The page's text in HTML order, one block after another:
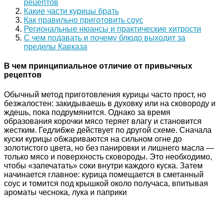
рецептов
Какие части курицы брать
Как правильно приготовить соус
Региональные нюансы и практические хитрости
С чем подавать и почему блюдо выходит за
пределы Кавказа
В чем принципиальное отличие от привычных
рецептов
Обычный метод приготовления курицы часто прост, но
безжалостен: закидываешь в духовку или на сковороду и
ждешь, пока подрумянится. Однако за время
образования корочки мясо теряет влагу и становится
жестким. Гедлибже действует по другой схеме. Сначала
куски курицы обжариваются на сильном огне до
золотистого цвета, но без панировки и лишнего масла —
только мясо и поверхность сковороды. Это необходимо,
чтобы «запечатать» соки внутри каждого куска. Затем
начинается главное: курица помещается в сметанный
соус и томится под крышкой около получаса, впитывая
ароматы чеснока, лука и паприки